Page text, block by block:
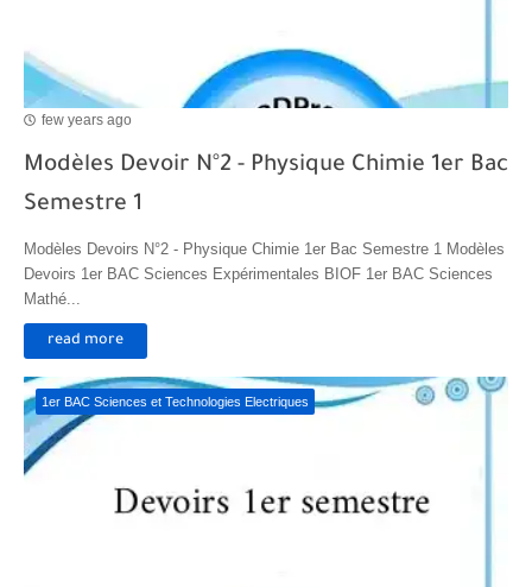
few years ago
Modèles Devoir N°2 - Physique Chimie 1er Bac
Semestre 1
Modèles Devoirs N°2 - Physique Chimie 1er Bac Semestre 1 Modèles
Devoirs 1er BAC Sciences Expérimentales BIOF 1er BAC Sciences
Mathé...
read more
1er BAC Sciences et Technologies Electriques